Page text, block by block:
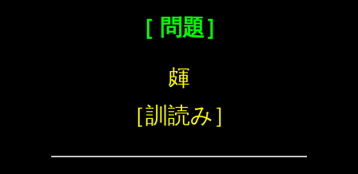
［ 問題］
皹
［訓読み］